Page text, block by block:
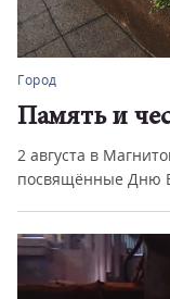
Город
Память и
2 августа в
посвящённые Дню